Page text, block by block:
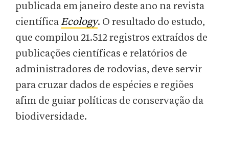
publicada em janeiro deste ano na revista
científicaEcology. O resultado do estudo,
que compilou 21.512 registros extraídos de
publicações científicas e relatórios de
administradores de rodovias, deve servir
para cruzar dados de espécies e regiões
afim de guiar políticas de conservação da
biodiversidade.